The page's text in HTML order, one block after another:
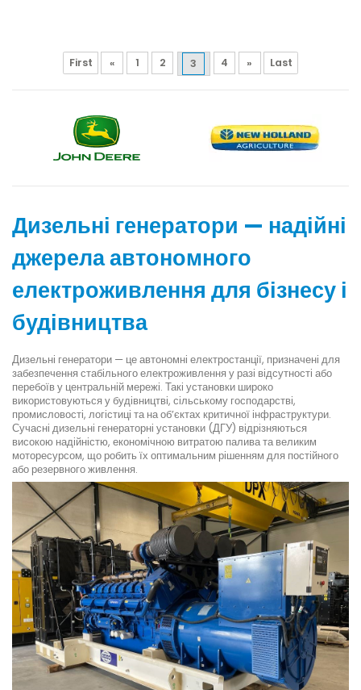
First « 1 2 3 4 » Last
Дизельні генератори — надійні
джерела автономного
електроживлення для бізнесу і
будівництва
Дизельні генератори — це автономні електростанції, призначені для
забезпечення стабільного електроживлення у разі відсутності або
перебоїв у центральній мережі. Такі установки широко
використовуються у будівництві, сільському господарстві,
промисловості, логістиці та на об’єктах критичної інфраструктури.
Сучасні дизельні генераторні установки (ДГУ) відрізняються
високою надійністю, економічною витратою палива та великим
моторесурсом, що робить їх оптимальним рішенням для постійного
або резервного живлення.